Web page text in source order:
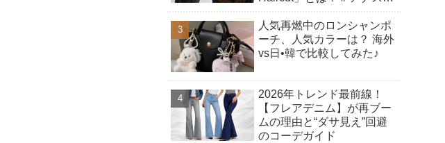
人気再燃中のロンシャンポ
ーチ、人気カラーは？ 海外
vs日•韓で比較してみた♪
2026年トレンド最前線！
【フレアデニム】が再ブー
ムの理由と“ダサ見え”回避
のコーデガイド